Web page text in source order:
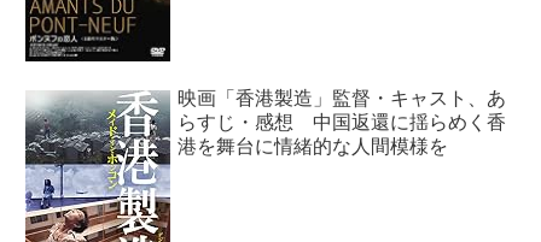
映画「香港製造」監督・キャスト、あ
らすじ・感想 中国返還に揺らめく香
港を舞台に情緒的な人間模様を